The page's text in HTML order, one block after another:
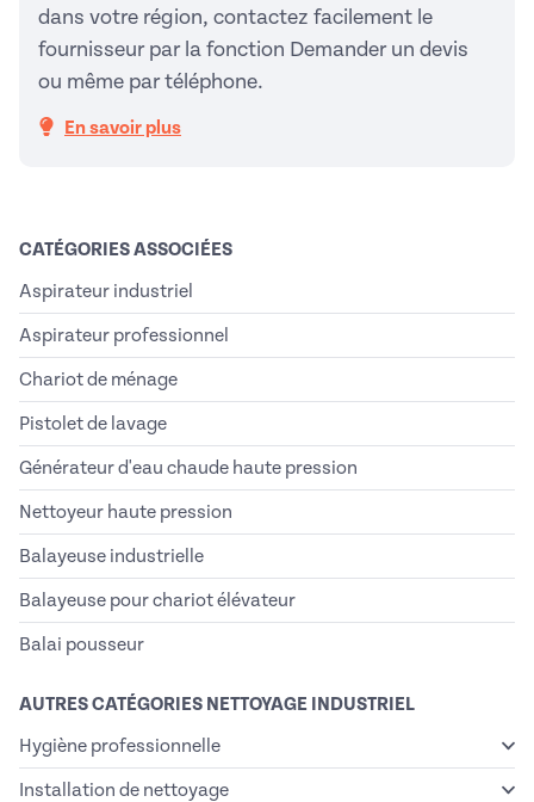
dans votre région, contactez facilement le
fournisseur par la fonction Demander un devis
ou même par téléphone.
En savoir plus
CATÉGORIES ASSOCIÉES
Aspirateur industriel
Aspirateur professionnel
Chariot de ménage
Pistolet de lavage
Générateur d'eau chaude haute pression
Nettoyeur haute pression
Balayeuse industrielle
Balayeuse pour chariot élévateur
Balai pousseur
AUTRES CATÉGORIES NETTOYAGE INDUSTRIEL
Hygiène professionnelle
Installation de nettoyage